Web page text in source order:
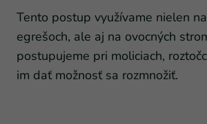
Tento postup využívame nielen
egrešoch, ale aj na ovocných
postupujeme pri moliciach,
im dať možnosť sa rozmnožiť.